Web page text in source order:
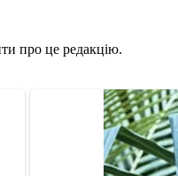
про це редакцію.